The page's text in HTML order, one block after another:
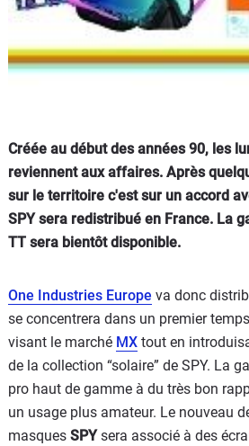
Créée au début des années 90, les
reviennent aux affaires. Après
sur le territoire c'est sur un accord
SPY sera redistribué en France. La
TT sera bientôt disponible.
One Industries Europe va donc
se concentrera dans un premier
visant le marché MX tout en
de la collection “solaire” de SPY. La
pro haut de gamme à du très bon
un usage plus amateur. Le nouveau
masques SPYsera associé à des